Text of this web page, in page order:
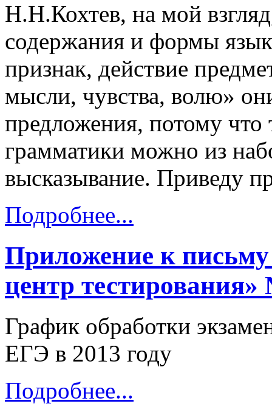
Н.Н.Кохтев, на мой
содержания и формы
признак, действие
мысли, чувства, волю»
предложения, потому
грамматики можно из
высказывание. Приведу
Подробнее...
Приложение к
центр
График обработки
ЕГЭ в 2013 году
Подробнее...